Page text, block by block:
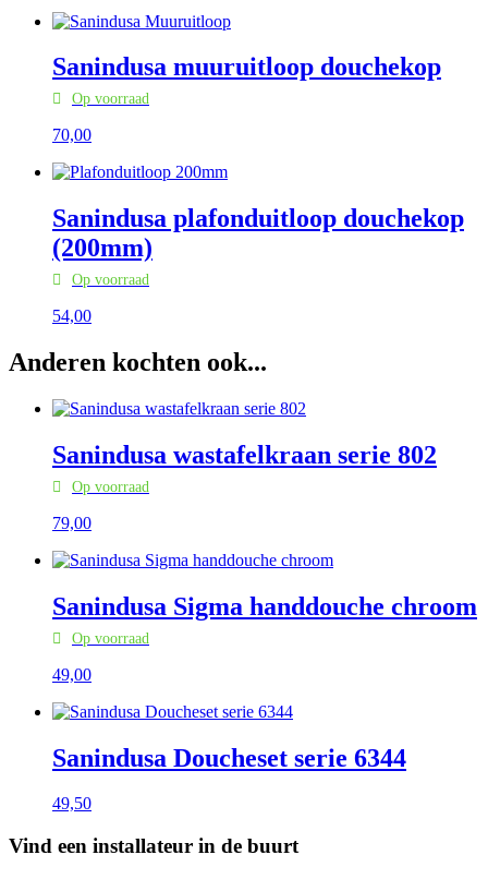
Sanindusa muuruitloop douchekop
Op voorraad
70,00
Sanindusa plafonduitloop douchekop
(200mm)
Op voorraad
54,00
Anderen kochten ook...
Sanindusa wastafelkraan serie 802
Op voorraad
79,00
Sanindusa Sigma handdouche chroom
Op voorraad
49,00
Sanindusa Doucheset serie 6344
49,50
Vind een installateur in de buurt